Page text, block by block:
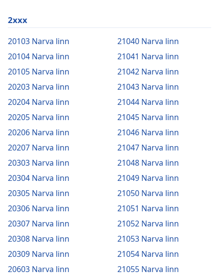
2xxx
20103 Narva linn
20104 Narva linn
20105 Narva linn
20203 Narva linn
20204 Narva linn
20205 Narva linn
20206 Narva linn
20207 Narva linn
20303 Narva linn
20304 Narva linn
20305 Narva linn
20306 Narva linn
20307 Narva linn
20308 Narva linn
20309 Narva linn
20603 Narva linn
21040 Narva linn
21041 Narva linn
21042 Narva linn
21043 Narva linn
21044 Narva linn
21045 Narva linn
21046 Narva linn
21047 Narva linn
21048 Narva linn
21049 Narva linn
21050 Narva linn
21051 Narva linn
21052 Narva linn
21053 Narva linn
21054 Narva linn
21055 Narva linn